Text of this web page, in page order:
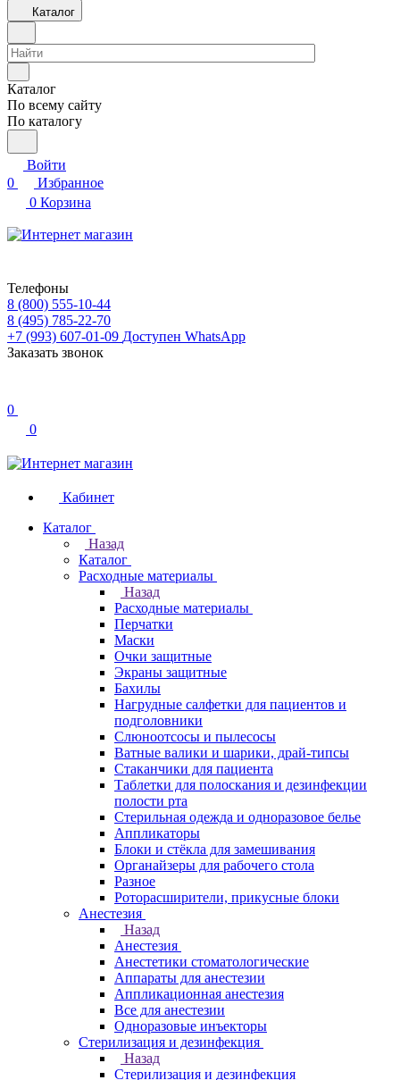
Каталог
Каталог
По всему сайту
По каталогу
Войти
0
Избранное
0 Корзина
Телефоны
8 (800) 555-10-44
8 (495) 785-22-70
+7 (993) 607-01-09 Доступен WhatsApp
Заказать звонок
0
0
Кабинет
Каталог
Назад
Каталог
Расходные материалы
Назад
Расходные материалы
Перчатки
Маски
Очки защитные
Экраны защитные
Бахилы
Нагрудные салфетки для пациентов и
подголовники
Слюноотсосы и пылесосы
Ватные валики и шарики, драй-типсы
Стаканчики для пациента
Таблетки для полоскания и дезинфекции
полости рта
Стерильная одежда и одноразовое белье
Аппликаторы
Блоки и стёкла для замешивания
Органайзеры для рабочего стола
Разное
Роторасширители, прикусные блоки
Анестезия
Назад
Анестезия
Анестетики стоматологические
Аппараты для анестезии
Аппликационная анестезия
Все для анестезии
Одноразовые инъекторы
Стерилизация и дезинфекция
Назад
Стерилизация и дезинфекция